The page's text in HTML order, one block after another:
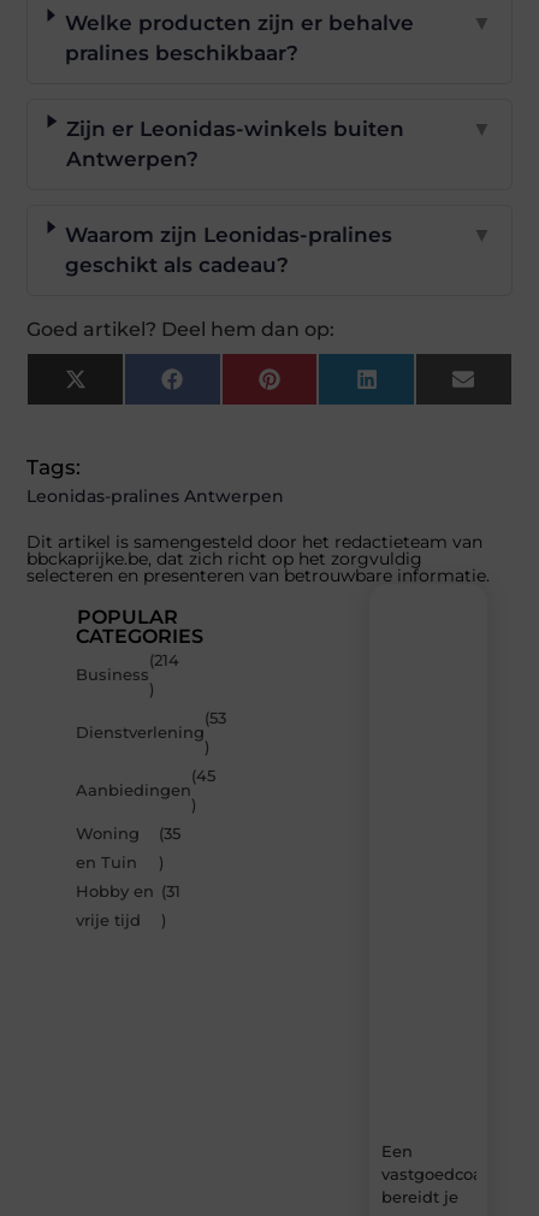
Welke producten zijn er behalve
pralines beschikbaar?
▼
Zijn er Leonidas-winkels buiten
Antwerpen?
▼
Waarom zijn Leonidas-pralines
geschikt als cadeau?
▼
Goed artikel? Deel hem dan op:
X
(Twitter)
FacebookPinterestLinkedInEmail
Tags:
Leonidas-pralines Antwerpen
Dit artikel is samengesteld door het redactieteam van
bbckaprijke.be, dat zich richt op het zorgvuldig
selecteren en presenteren van betrouwbare informatie.
POPULAR
CATEGORIES
Business
(214
)
Dienstverlening
(53
)
Aanbiedingen
(45
)
Woning
en Tuin
(35
)
Hobby en
vrije tijd
(31
)
Een
vastgoedcoach
bereidt je